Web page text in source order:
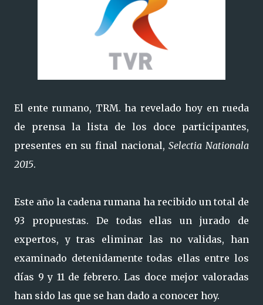
El ente rumano, TRM. ha revelado hoy en rueda
de prensa la lista de los doce participantes,
presentes en su final nacional, Selectia Nationala
2015.
Este año la cadena rumana ha recibido un total de
93 propuestas. De todas ellas un jurado de
expertos, y tras eliminar las no validas, han
examinado detenidamente todas ellas entre los
días 9 y 11 de febrero. Las doce mejor valoradas
han sido las que se han dado a conocer hoy.